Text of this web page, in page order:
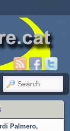
SEARCH
Palmero,